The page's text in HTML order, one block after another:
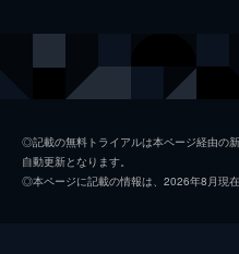
（朝倉あき）。ある日、凛花の
士事務所で働いている牛島から
第2話 堕ちたキャバ嬢！卑劣な
「六本木ゴージャス法律事務所
った凛花（朝倉あき）は、仕方
牛島連司
◎記載の無料トライアルは本ページ経由の
自動更新となります。
◎本ページに記載の情報は、2026年8月現在